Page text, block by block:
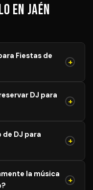
en Jaén
Fiestas de
+
Los precios
tu presupuesto
DJ para
+
4–8 semanas de
Para bodas y
de DJ para
+
al aforo,
inalámbricos y
la música
+